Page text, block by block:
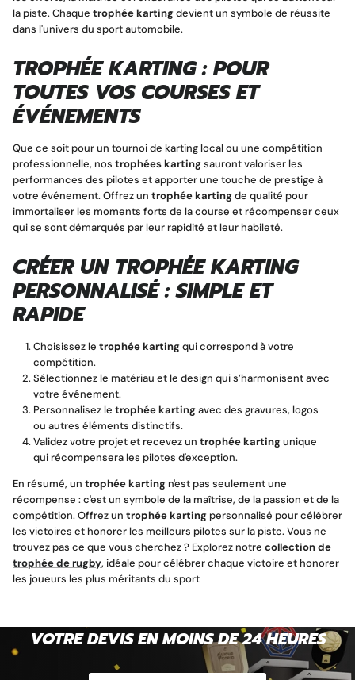
la piste. Chaque trophée kartingdevient un symbole de réussite
dans l'univers du sport automobile.
TROPHÉE KARTING : POUR
TOUTES VOS COURSES ET
ÉVÉNEMENTS
Que ce soit pour un tournoi de karting local ou une compétition
professionnelle, nos trophées kartingsauront valoriser les
performances des pilotes et apporter une touche de prestige à
votre événement. Offrez un trophée kartingde qualité pour
immortaliser les moments forts de la course et récompenser ceux
qui se sont démarqués par leur rapidité et leur habileté.
CRÉER UN TROPHÉE KARTING
PERSONNALISÉ : SIMPLE ET
RAPIDE
Choisissez le trophée kartingqui correspond à votre
compétition.
Sélectionnez le matériau et le design qui s’harmonisent avec
votre événement.
Personnalisez le trophée kartingavec des gravures, logos
ou autres éléments distinctifs.
Validez votre projet et recevez un trophée kartingunique
qui récompensera les pilotes d'exception.
En résumé, un trophée kartingn'est pas seulement une
récompense : c'est un symbole de la maîtrise, de la passion et de la
compétition. Offrez un trophée kartingpersonnalisé pour célébrer
les victoires et honorer les meilleurs pilotes sur la piste. Vous ne
trouvez pas ce que vous cherchez ? Explorez notre collection de
trophée de rugby, idéale pour célébrer chaque victoire et honorer
les joueurs les plus méritants du sport
VOTRE DEVIS EN MOINS DE 24 HEURES